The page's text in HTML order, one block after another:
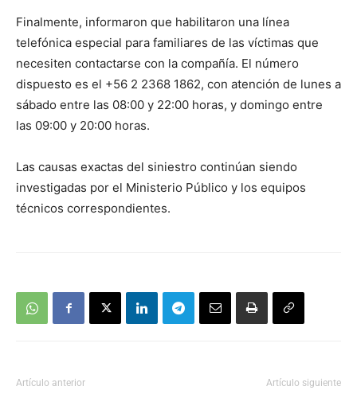
Finalmente, informaron que habilitaron una línea
telefónica especial para familiares de las víctimas que
necesiten contactarse con la compañía. El número
dispuesto es el +56 2 2368 1862, con atención de lunes a
sábado entre las 08:00 y 22:00 horas, y domingo entre
las 09:00 y 20:00 horas.
Las causas exactas del siniestro continúan siendo
investigadas por el Ministerio Público y los equipos
técnicos correspondientes.
Artículo anterior Artículo siguiente